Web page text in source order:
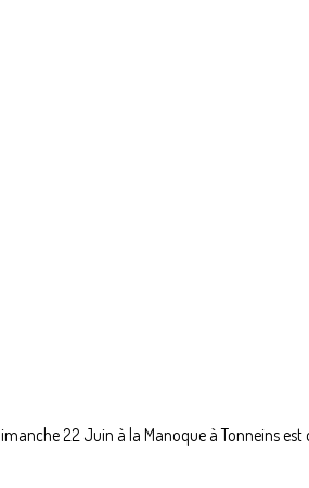
22 Juin à la Manoque à Tonneins